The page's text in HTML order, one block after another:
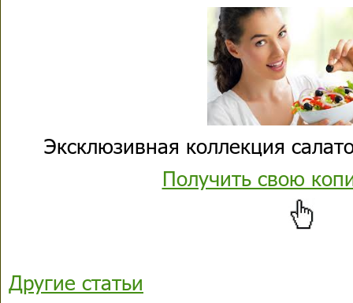
Эксклюзивная коллекция
Получить свою
Другие статьи